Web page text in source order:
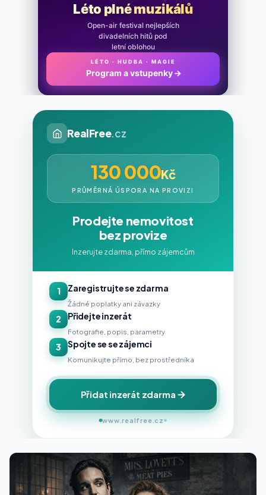
Léto plné muzikálů
Open-air festival nejlepších
divadelních hitů pod
letní oblohou
LÉTO · HUDBA · MAGIE
Program a vstupenky →
RealFree.cz
130 000Kč
PRŮMĚRNÁ ÚSPORA NA PROVIZI
Prodejte nemovitost
bez provize
Inzerujte zdarma, přímo zájemcům
1 Zaregistrujte se zdarma
Žádné poplatky ani závazky
2 Přidejte inzerát
Fotografie, popis, parametry
3 Spojte se se zájemci
Komunikujte přímo, bez prostředníka
Přidat inzerát zdarma
www.realfree.cz